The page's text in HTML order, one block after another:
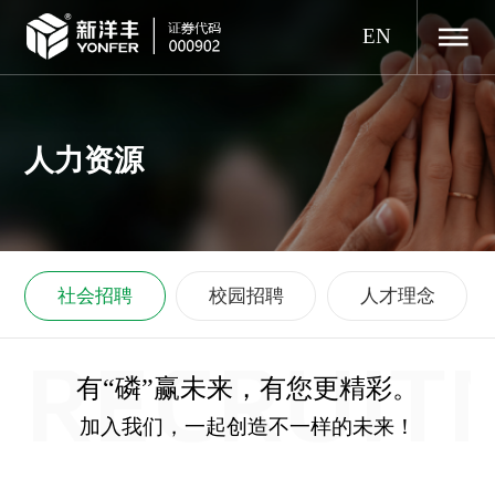
EN
人力资源
社会招聘 校园招聘 人才理念
有“磷”赢未来，有您更精彩。
加入我们，一起创造不一样的未来！